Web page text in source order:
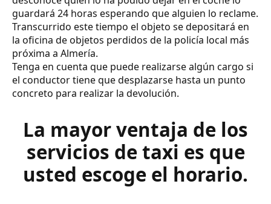
guardará 24 horas esperando que alguien lo reclame.
Transcurrido este tiempo el objeto se depositará en
la oficina de objetos perdidos de la policía local más
próxima a Almería.
Tenga en cuenta que puede realizarse algún cargo si
el conductor tiene que desplazarse hasta un punto
concreto para realizar la devolución.
La mayor ventaja de los
servicios de taxi es que
usted escoge el horario.